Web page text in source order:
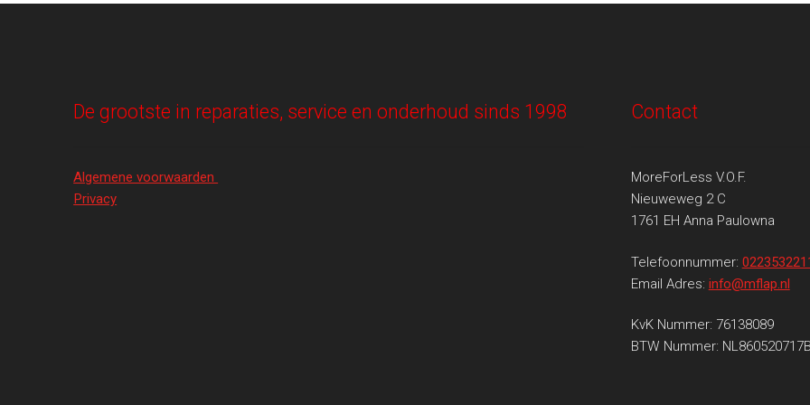
De grootste in reparaties, service en onderhoud sinds 1998
Algemene voorwaarden
Privacy
Contact
MoreForLess V.O.F.
Nieuweweg 2 C
1761 EH Anna Paulowna
Telefoonnummer:
Email Adres: info@mflap.nl
KvK Nummer: 76138089
BTW Nummer: